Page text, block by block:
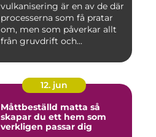
vulkanisering är en av de där
processerna som få pratar
om, men som påverkar allt
från gruvdrift och...
12. jun
Måttbeställd matta så
skapar du ett hem som
verkligen passar dig